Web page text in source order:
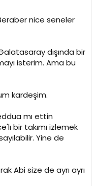
nice seneler
dışında bir
isterim. Ama bu
kardeşim.
mı ettin
bir takımı izlemek
Yine de
Abi size de ayrı ayrı